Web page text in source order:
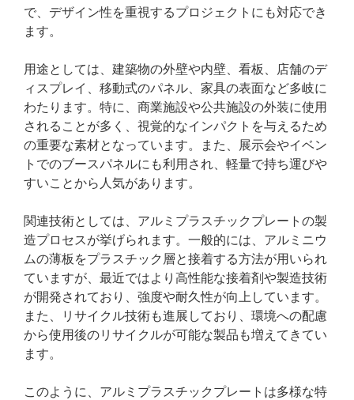
で、デザイン性を重視するプロジェクトにも対応でき
ます。
用途としては、建築物の外壁や内壁、看板、店舗のデ
ィスプレイ、移動式のパネル、家具の表面など多岐に
わたります。特に、商業施設や公共施設の外装に使用
されることが多く、視覚的なインパクトを与えるため
の重要な素材となっています。また、展示会やイベン
トでのブースパネルにも利用され、軽量で持ち運びや
すいことから人気があります。
関連技術としては、アルミプラスチックプレートの製
造プロセスが挙げられます。一般的には、アルミニウ
ムの薄板をプラスチック層と接着する方法が用いられ
ていますが、最近ではより高性能な接着剤や製造技術
が開発されており、強度や耐久性が向上しています。
また、リサイクル技術も進展しており、環境への配慮
から使用後のリサイクルが可能な製品も増えてきてい
ます。
このように、アルミプラスチックプレートは多様な特